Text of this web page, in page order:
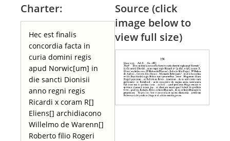
Charter:
Hec est finalis
concordia facta in
curia domini regis
apud Norwic[um] in
die sancti Dionisii
anno regni regis
Ricardi x coram R[]
Eliens[] archidiacono
Willelmo de Warenn[]
Roberto filio Rogeri
Source (click
image below to
view full size)